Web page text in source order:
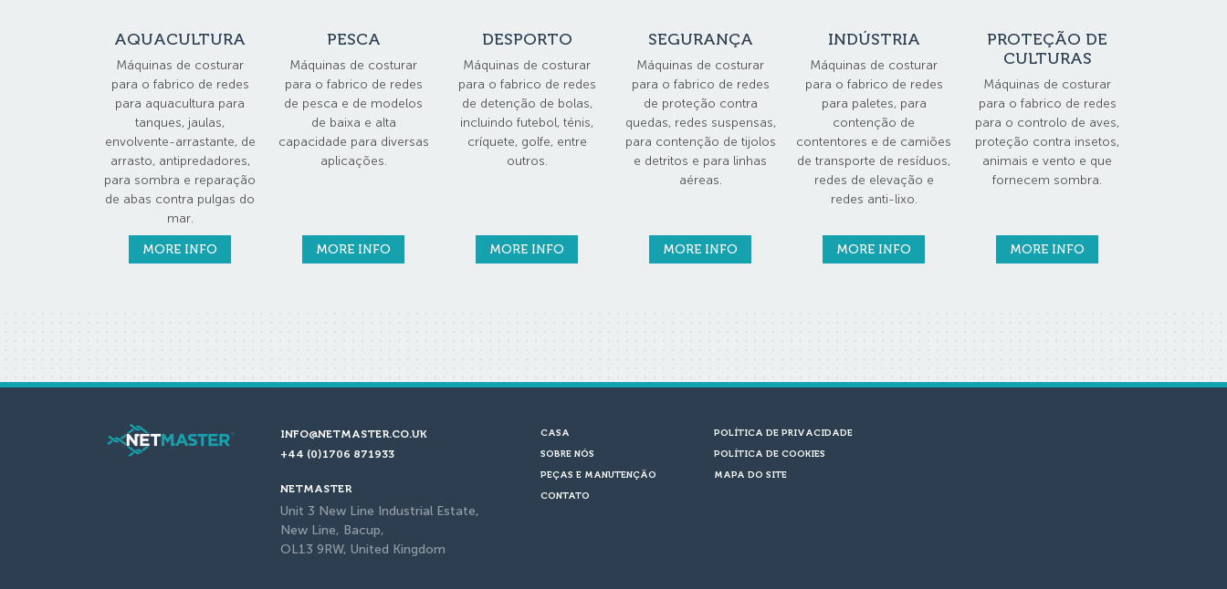
AQUACULTURA
Máquinas de costurar
para o fabrico de redes
para aquacultura para
tanques, jaulas,
envolvente-arrastante, de
arrasto, antipredadores,
para sombra e reparação
de abas contra pulgas do
mar.
MORE INFO
PESCA
Máquinas de costurar
para o fabrico de redes
de pesca e de modelos
de baixa e alta
capacidade para diversas
aplicações.
MORE INFO
DESPORTO
Máquinas de costurar
para o fabrico de redes
de detenção de bolas,
incluindo futebol, ténis,
críquete, golfe, entre
outros.
MORE INFO
SEGURANÇA
Máquinas de costurar
para o fabrico de redes
de proteção contra
quedas, redes suspensas,
para contenção de tijolos
e detritos e para linhas
aéreas.
MORE INFO
INDÚSTRIA
Máquinas de costurar
para o fabrico de redes
para paletes, para
contenção de
contentores e de camiões
de transporte de resíduos,
redes de elevação e
redes anti-lixo.
MORE INFO
PROTEÇÃO DE
CULTURAS
Máquinas de costurar
para o fabrico de redes
para o controlo de aves,
proteção contra insetos,
animais e vento e que
fornecem sombra.
MORE INFO
INFO@NETMASTER.CO.UK
+44 (0)1706 871933
NETMASTER
Unit 3 New Line Industrial Estate,
New Line, Bacup,
OL13 9RW, United Kingdom
CASA
SOBRE NÓS
PEÇAS E MANUTENÇÃO
CONTATO
POLÍTICA DE PRIVACIDADE
POLÍTICA DE COOKIES
MAPA DO SITE